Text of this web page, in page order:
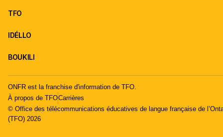
TFO
IDÉLLO
BOUKILI
ONFR est la franchise d'information de TFO.
À propos de TFOCarrières
© Office des télécommunications éducatives de langue française de
(TFO) 2026